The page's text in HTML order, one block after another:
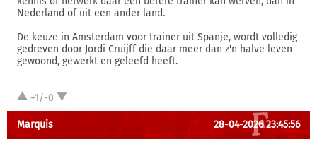
Nederland of uit een ander land.
De keuze in Amsterdam voor trainer uit Spanje, wordt volledig
gedreven door Jordi Cruijff die daar meer dan z'n halve leven
gewoond, gewerkt en geleefd heeft.
+1/-0
Marquis 28-04-2026 23:45:56